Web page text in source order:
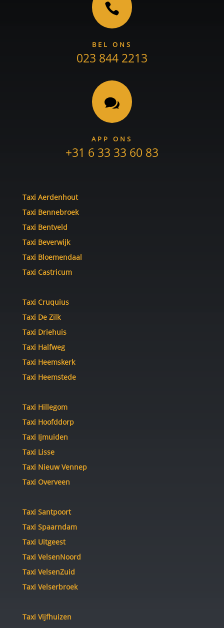

BEL ONS
023 844 2213

APP ONS
+31 6 33 33 60 83
Taxi Aerdenhout
Taxi Bennebroek
Taxi Bentveld
Taxi Beverwijk
Taxi Bloemendaal
Taxi Castricum
Taxi Cruquius
Taxi De Zilk
Taxi Driehuis
Taxi Halfweg
Taxi Heemskerk
Taxi Heemstede
Taxi Hillegom
Taxi Hoofddorp
Taxi Ijmuiden
Taxi Lisse
Taxi Nieuw Vennep
Taxi Overveen
Taxi Santpoort
Taxi Spaarndam
Taxi Uitgeest
Taxi VelsenNoord
Taxi VelsenZuid
Taxi Velserbroek
Taxi Vijfhuizen